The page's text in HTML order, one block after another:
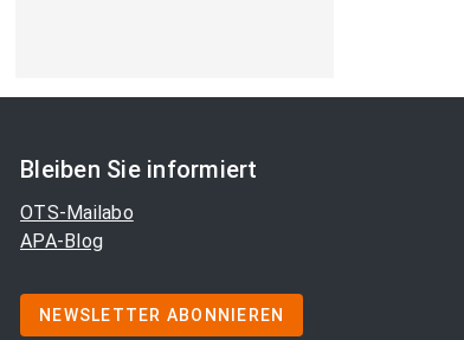
Bleiben Sie informiert
OTS-Mailabo
APA-Blog
NEWSLETTER ABONNIEREN